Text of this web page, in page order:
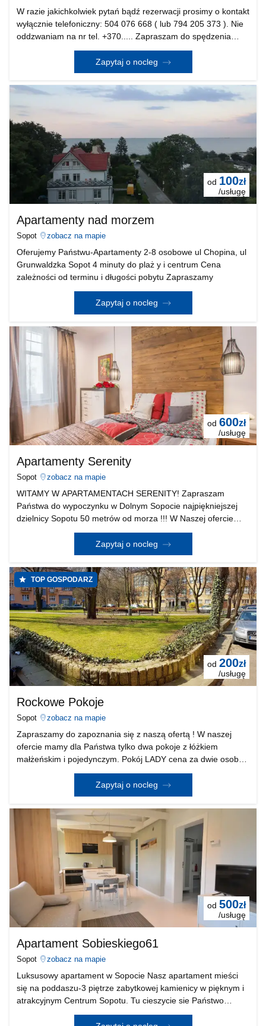
W razie jakichkolwiek pytań bądź rezerwacji prosimy o kontakt
wyłącznie telefoniczny: 504 076 668 ( lub 794 205 373 ). Nie
oddzwaniam na nr tel. +370..... Zapraszam do spędzenia
wspaniałych chwil w „Apartamencie u Pani Oli”
zlokalizowanym w Dolnym Sopocie, ul. dr. F. K
Zapytaj o nocleg
od 100zł
/usługę
Apartamenty nad morzem
Sopot zobacz na mapie
Oferujemy Państwu-Apartamenty 2-8 osobowe ul Chopina, ul
Grunwaldzka Sopot 4 minuty do plaż y i centrum Cena
zależności od terminu i długości pobytu Zapraszamy
Zapytaj o nocleg
od 600zł
/usługę
Apartamenty Serenity
Sopot zobacz na mapie
WITAMY W APARTAMENTACH SERENITY! Zapraszam
Państwa do wypoczynku w Dolnym Sopocie najpiękniejszej
dzielnicy Sopotu 50 metrów od morza !!! W Naszej ofercie
znajdują się TRZY SAMODZIELNE APARTAMENTY .
Wszystkie apartamenty znajdują się w TOP LOKALIZACJI , w
Zapytaj o nocleg
TOP GOSPODARZ
od 200zł
/usługę
Rockowe Pokoje
Sopot zobacz na mapie
Zapraszamy do zapoznania się z naszą ofertą ! W naszej
ofercie mamy dla Państwa tylko dwa pokoje z łóżkiem
małżeńskim i pojedynczym. Pokój LADY cena za dwie osoby
+ dopłata za trzecią osobę. Pokój ROCKY 3-osobowy. Każdy
z pokoi wyposażony w telewizje cyfrową , dostęp d
Zapytaj o nocleg
od 500zł
/usługę
Apartament Sobieskiego61
Sopot zobacz na mapie
Luksusowy apartament w Sopocie Nasz apartament mieści
się na poddaszu-3 piętrze zabytkowej kamienicy w pięknym i
atrakcyjnym Centrum Sopotu. Tu cieszycie sie Państwo
bliskością wiecznie tętniącego serca miasta: ulica Monte